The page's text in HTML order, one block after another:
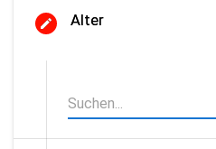
Alter